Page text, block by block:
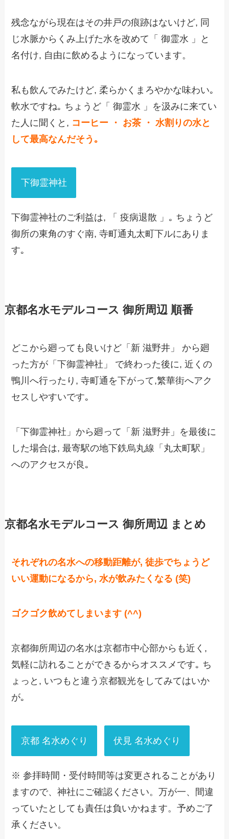
残念ながら現在はその井戸の痕跡はないけど, 同
じ水脈からくみ上げた水を改めて「 御霊水 」と
名付け, 自由に飲めるようになっています。
私も飲んでみたけど, 柔らかくまろやかな味わい｡
軟水ですね｡ ちょうど「 御霊水 」を汲みに来てい
た人に聞くと, コーヒー ・ お茶 ・ 水割りの水と
して最高なんだそう｡
下御霊神社
下御霊神社のご利益は, 「 疫病退散 」｡ ちょうど
御所の東角のすぐ南, 寺町通丸太町下ルにありま
す｡
京都名水モデルコース 御所周辺 順番
どこから廻っても良いけど「新 滋野井」 から廻
った方が「下御霊神社」 で終わった後に, 近くの
鴨川へ行ったり, 寺町通を下がって,繁華街へアク
セスしやすいです｡
「下御霊神社」から廻って「新 滋野井」を最後に
した場合は, 最寄駅の地下鉄烏丸線「丸太町駅」
へのアクセスが良｡
京都名水モデルコース 御所周辺 まとめ
それぞれの名水への移動距離が, 徒歩でちょうど
いい運動になるから, 水が飲みたくなる (笑)
ゴクゴク飲めてしまいます (^^)
京都御所周辺の名水は京都市中心部からも近く,
気軽に訪れることができるからオススメです｡ ち
ょっと, いつもと違う京都観光をしてみてはいか
が｡
京都 名水めぐり 伏見 名水めぐり
※ 参拝時間・受付時間等は変更されることがあり
ますので、神社にご確認ください。万が一、間違
っていたとしても責任は負いかねます。予めご了
承ください。